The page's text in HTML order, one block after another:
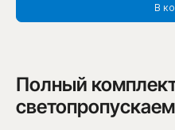
В
Полный